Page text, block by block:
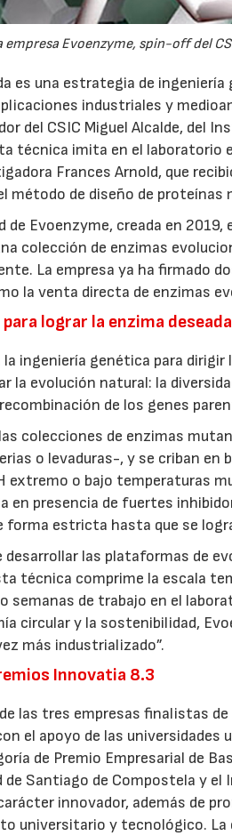
empresa Evoenzyme, spin-off del
es una estrategia de
industriales y
del CSIC Miguel Alcalde, del
técnica imita en el
Frances Arnold, que
método de diseño de proteínas
de Evoenzyme, creada en
colección de enzimas
La empresa ya ha firmado
la venta directa de enzimas
lograr la enzima deseada
ingeniería genética para
la evolución natural: la
de los genes
colecciones de enzimas
o levaduras-, y se criban en
extremo o bajo temperaturas
en presencia de fuertes
estricta hasta que se
desarrollar las plataformas de
técnica comprime la escala
semanas de trabajo en el
circular y la sostenibilidad,
más industrializado”.
Innovatia 8.3
las tres empresas finalistas
el apoyo de las
de Premio Empresarial de
de Santiago de Compostela y
innovador, además de
universitario y tecnológico.